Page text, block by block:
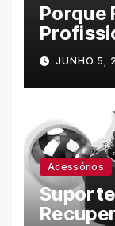
Porque
JUNHO 5,
Acessórios